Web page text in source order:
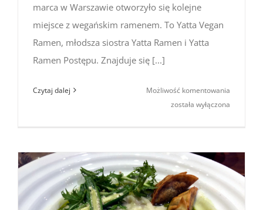
marca w Warszawie otworzyło się kolejne
miejsce z wegańskim ramenem. To Yatta Vegan
Ramen, młodsza siostra Yatta Ramen i Yatta
Ramen Postępu. Znajduje się [...]
Czytaj dalej Możliwość komentowania
została wyłączona